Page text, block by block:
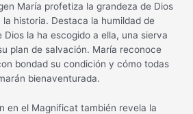
María profetiza la grandeza de Dios
historia. Destaca la humildad de
la ha escogido a ella, una sierva
plan de salvación. María reconoce
bondad su condición y cómo todas
bienaventurada.
en el Magnificat también revela la